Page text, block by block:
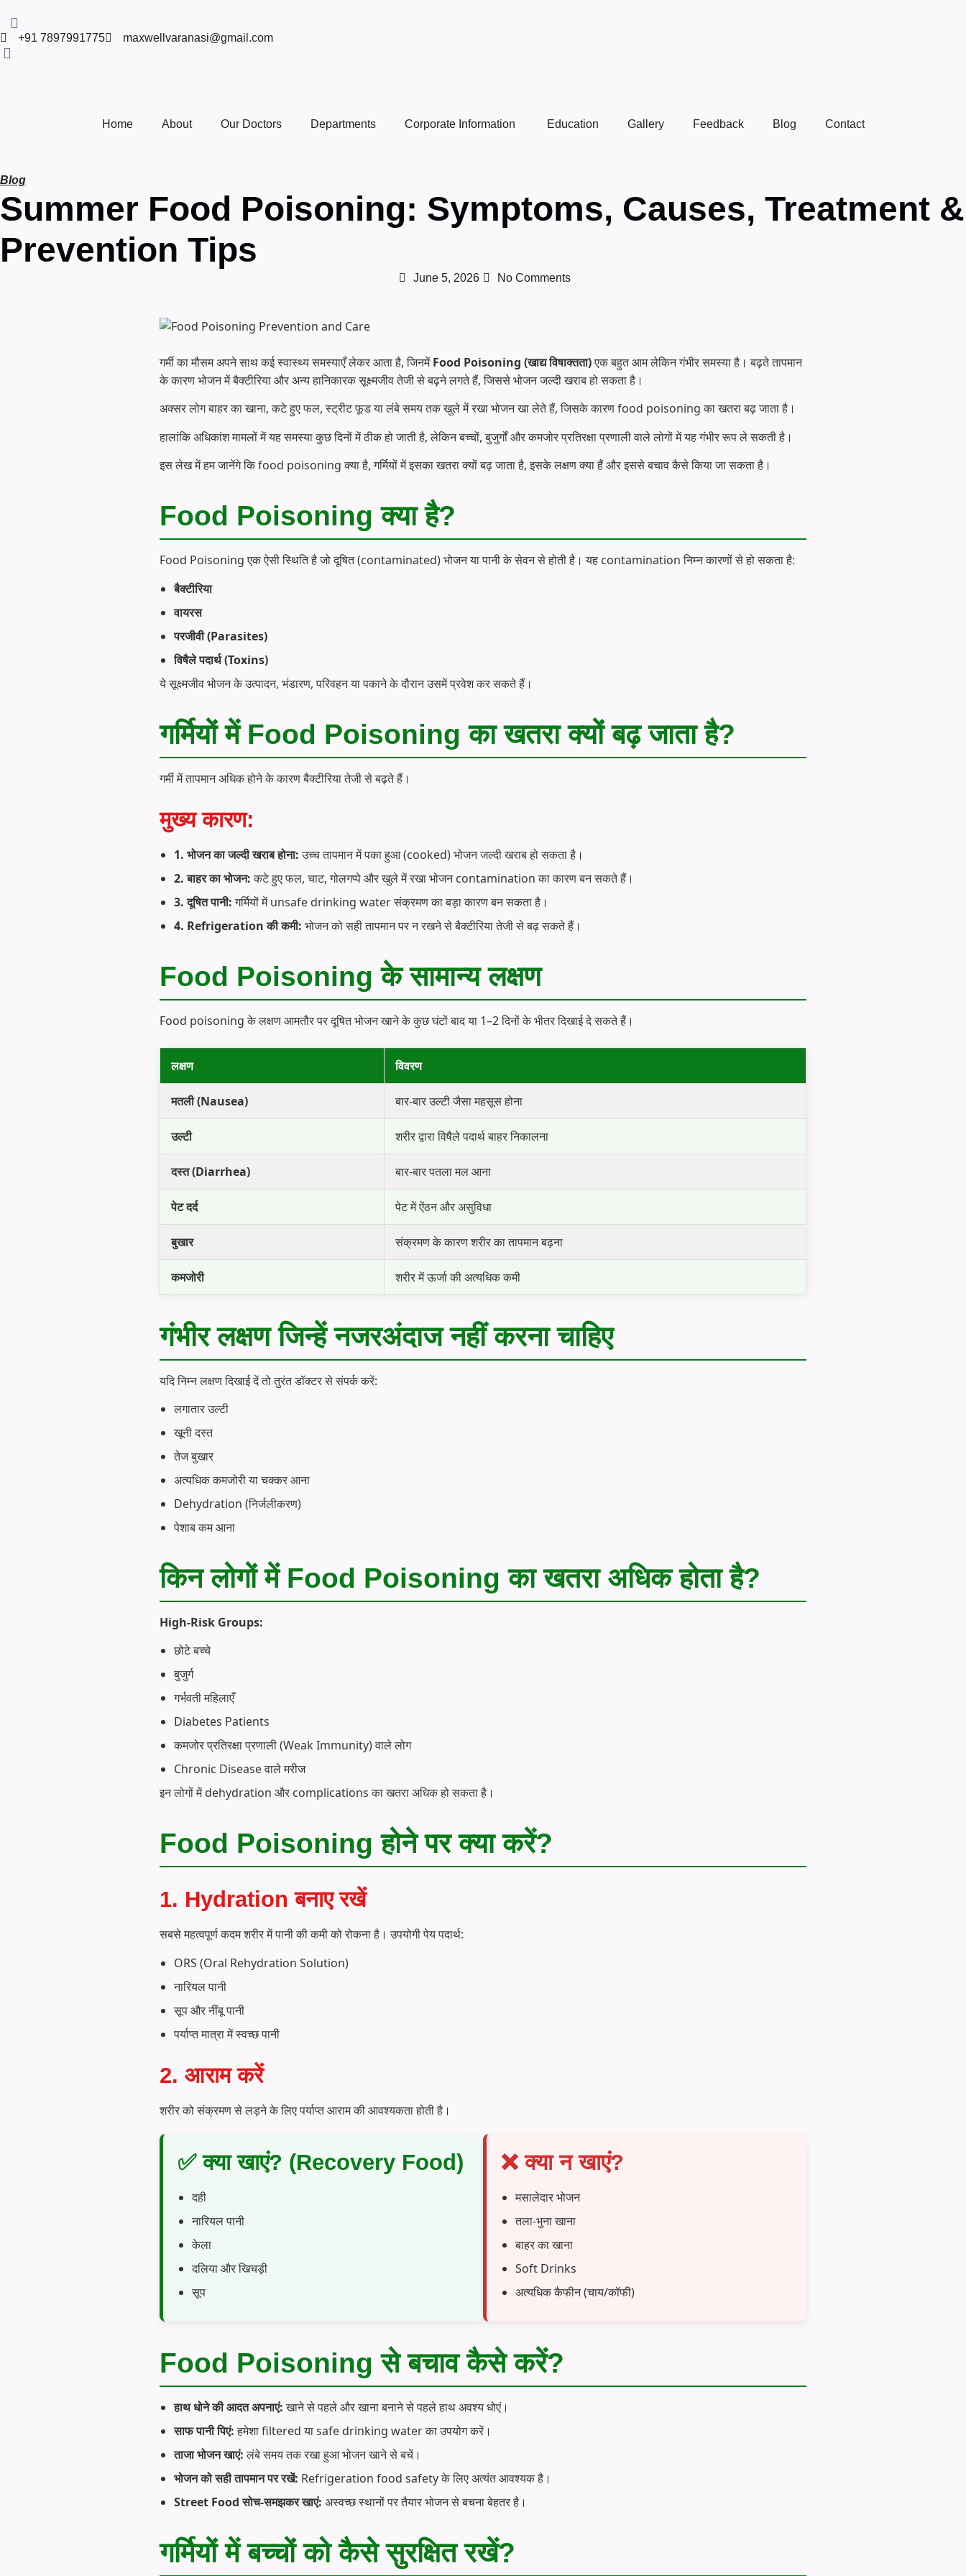
+91 7897991775 maxwellvaranasi@gmail.com
Home About Our Doctors Departments Corporate Information Education Gallery Feedback Blog Contact
Blog
Summer Food Poisoning: Symptoms, Causes, Treatment &
Prevention Tips
June 5, 2026 No Comments
गर्मी का मौसम अपने साथ कई स्वास्थ्य समस्याएँ लेकर आता है, जिनमेंFood Poisoning (खाद्य विषाक्तता)एक बहुत आम लेकिन गंभीर समस्या है। बढ़ते तापमान
के कारण भोजन में बैक्टीरिया और अन्य हानिकारक सूक्ष्मजीव तेजी से बढ़ने लगते हैं, जिससे भोजन जल्दी खराब हो सकता है।
अक्सर लोग बाहर का खाना, कटे हुए फल, स्ट्रीट फूड या लंबे समय तक खुले में रखा भोजन खा लेते हैं, जिसके कारण food poisoning का खतरा बढ़ जाता है।
हालांकि अधिकांश मामलों में यह समस्या कुछ दिनों में ठीक हो जाती है, लेकिन बच्चों, बुजुर्गों और कमजोर प्रतिरक्षा प्रणाली वाले लोगों में यह गंभीर रूप ले सकती है।
इस लेख में हम जानेंगे कि food poisoning क्या है, गर्मियों में इसका खतरा क्यों बढ़ जाता है, इसके लक्षण क्या हैं और इससे बचाव कैसे किया जा सकता है।
Food Poisoning क्या है?
Food Poisoning एक ऐसी स्थिति है जो दूषित (contaminated) भोजन या पानी के सेवन से होती है। यह contamination निम्न कारणों से हो सकता है:
बैक्टीरिया
वायरस
परजीवी (Parasites)
विषैले पदार्थ (Toxins)
ये सूक्ष्मजीव भोजन के उत्पादन, भंडारण, परिवहन या पकाने के दौरान उसमें प्रवेश कर सकते हैं।
गर्मियों में Food Poisoning का खतरा क्यों बढ़ जाता है?
गर्मी में तापमान अधिक होने के कारण बैक्टीरिया तेजी से बढ़ते हैं।
मुख्य कारण:
1. भोजन का जल्दी खराब होना:उच्च तापमान में पका हुआ (cooked) भोजन जल्दी खराब हो सकता है।
2. बाहर का भोजन:कटे हुए फल, चाट, गोलगप्पे और खुले में रखा भोजन contamination का कारण बन सकते हैं।
3. दूषित पानी:गर्मियों में unsafe drinking water संक्रमण का बड़ा कारण बन सकता है।
4. Refrigeration की कमी: भोजन को सही तापमान पर न रखने से बैक्टीरिया तेजी से बढ़ सकते हैं।
Food Poisoning के सामान्य लक्षण
Food poisoning के लक्षण आमतौर पर दूषित भोजन खाने के कुछ घंटों बाद या 1–2 दिनों के भीतर दिखाई दे सकते हैं।
लक्षण विवरण
मतली (Nausea) बार-बार उल्टी जैसा महसूस होना
उल्टी शरीर द्वारा विषैले पदार्थ बाहर निकालना
दस्त (Diarrhea) बार-बार पतला मल आना
पेट दर्द पेट में ऐंठन और असुविधा
बुखार संक्रमण के कारण शरीर का तापमान बढ़ना
कमजोरी शरीर में ऊर्जा की अत्यधिक कमी
गंभीर लक्षण जिन्हें नजरअंदाज नहीं करना चाहिए
यदि निम्न लक्षण दिखाई दें तो तुरंत डॉक्टर से संपर्क करें:
लगातार उल्टी
खूनी दस्त
तेज बुखार
अत्यधिक कमजोरी या चक्कर आना
Dehydration (निर्जलीकरण)
पेशाब कम आना
किन लोगों में Food Poisoning का खतरा अधिक होता है?
High-Risk Groups:
छोटे बच्चे
बुजुर्ग
गर्भवती महिलाएँ
Diabetes Patients
कमजोर प्रतिरक्षा प्रणाली (Weak Immunity) वाले लोग
Chronic Disease वाले मरीज
इन लोगों में dehydration और complications का खतरा अधिक हो सकता है।
Food Poisoning होने पर क्या करें?
1. Hydration बनाए रखें
सबसे महत्वपूर्ण कदम शरीर में पानी की कमी को रोकना है। उपयोगी पेय पदार्थ:
ORS (Oral Rehydration Solution)
नारियल पानी
सूप और नींबू पानी
पर्याप्त मात्रा में स्वच्छ पानी
2. आराम करें
शरीर को संक्रमण से लड़ने के लिए पर्याप्त आराम की आवश्यकता होती है।
✅ क्या खाएं? (Recovery Food)
दही
नारियल पानी
केला
दलिया और खिचड़ी
सूप
❌ क्या न खाएं?
मसालेदार भोजन
तला-भुना खाना
बाहर का खाना
Soft Drinks
अत्यधिक कैफीन (चाय/कॉफी)
Food Poisoning से बचाव कैसे करें?
हाथ धोने की आदत अपनाएं:खाने से पहले और खाना बनाने से पहले हाथ अवश्य धोएं।
साफ पानी पिएं:हमेशा filtered या safe drinking water का उपयोग करें।
ताजा भोजन खाएं:लंबे समय तक रखा हुआ भोजन खाने से बचें।
भोजन को सही तापमान पर रखें: Refrigeration food safety के लिए अत्यंत आवश्यक है।
Street Food सोच-समझकर खाएं: अस्वच्छ स्थानों पर तैयार भोजन से बचना बेहतर है।
गर्मियों में बच्चों को कैसे सुरक्षित रखें?